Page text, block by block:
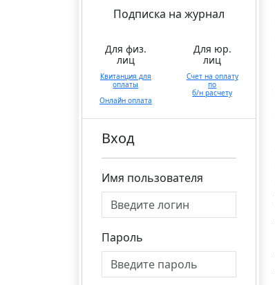
Подписка на журнал
Для физ.
лиц
Квитанция для
оплаты
Онлайн оплата
Для юр.
лиц
Счет на оплату
по
б/н расчету
Вход
Имя пользователя
Пароль